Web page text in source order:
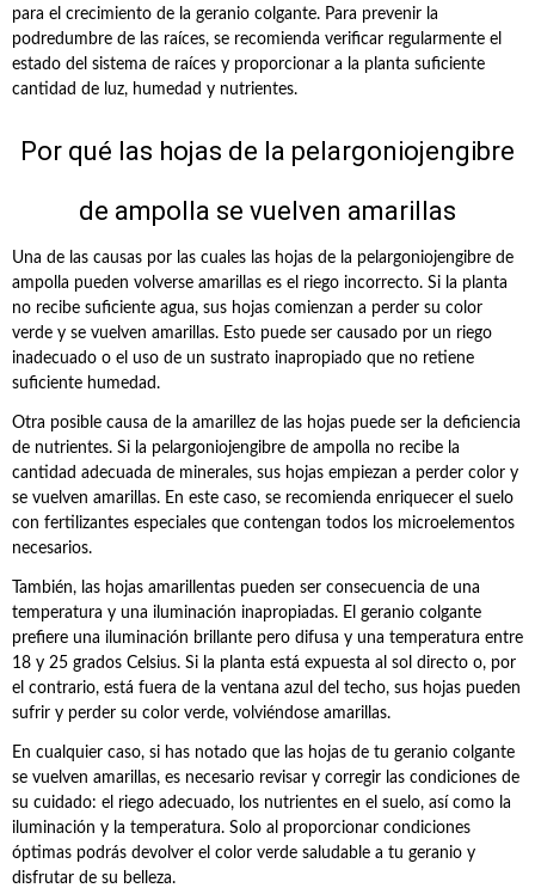
para el crecimiento de la geranio colgante. Para prevenir la
podredumbre de las raíces, se recomienda verificar regularmente el
estado del sistema de raíces y proporcionar a la planta suficiente
cantidad de luz, humedad y nutrientes.
Por qué las hojas de la pelargoniojengibre
de ampolla se vuelven amarillas
Una de las causas por las cuales las hojas de la pelargoniojengibre de
ampolla pueden volverse amarillas es el riego incorrecto. Si la planta
no recibe suficiente agua, sus hojas comienzan a perder su color
verde y se vuelven amarillas. Esto puede ser causado por un riego
inadecuado o el uso de un sustrato inapropiado que no retiene
suficiente humedad.
Otra posible causa de la amarillez de las hojas puede ser la deficiencia
de nutrientes. Si la pelargoniojengibre de ampolla no recibe la
cantidad adecuada de minerales, sus hojas empiezan a perder color y
se vuelven amarillas. En este caso, se recomienda enriquecer el suelo
con fertilizantes especiales que contengan todos los microelementos
necesarios.
También, las hojas amarillentas pueden ser consecuencia de una
temperatura y una iluminación inapropiadas. El geranio colgante
prefiere una iluminación brillante pero difusa y una temperatura entre
18 y 25 grados Celsius. Si la planta está expuesta al sol directo o, por
el contrario, está fuera de la ventana azul del techo, sus hojas pueden
sufrir y perder su color verde, volviéndose amarillas.
En cualquier caso, si has notado que las hojas de tu geranio colgante
se vuelven amarillas, es necesario revisar y corregir las condiciones de
su cuidado: el riego adecuado, los nutrientes en el suelo, así como la
iluminación y la temperatura. Solo al proporcionar condiciones
óptimas podrás devolver el color verde saludable a tu geranio y
disfrutar de su belleza.